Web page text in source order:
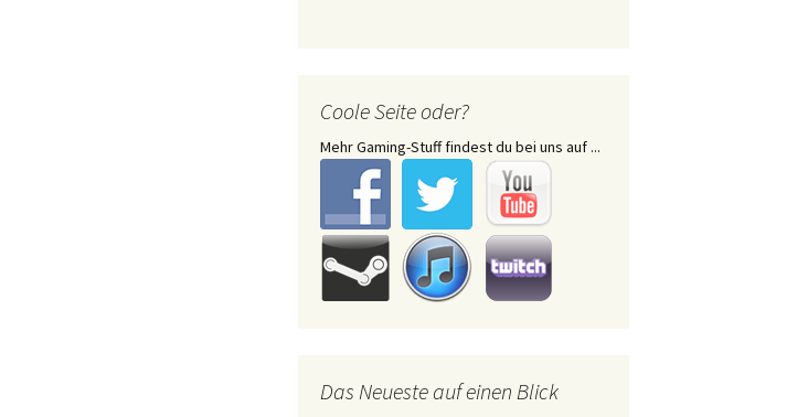
Coole Seite oder?
Mehr Gaming-Stuff findest du bei uns auf ...
Das Neueste auf einen Blick